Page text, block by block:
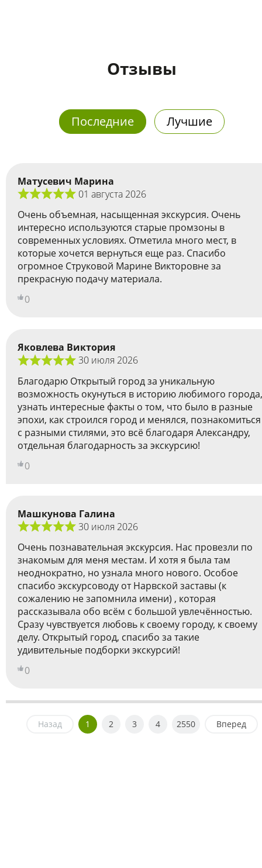
Отзывы
Последние Лучшие
Матусевич Марина
01 августа 2026
Очень объемная, насыщенная экскурсия. Очень
интересно используются старые промзоны в
современных условиях. Отметила много мест, в
которые хочется вернуться еще раз. Спасибо
огромное Струковой Марине Викторовне за
прекрасную подачу материала.
0
Яковлева Виктория
30 июля 2026
Благодарю Открытый город за уникальную
возможность окунуться в историю любимого города,
узнать интересные факты о том, что было в разные
эпохи, как строился город и менялся, познакомиться
с разными стилями, это всё благодаря Александру,
отдельная благодарность за экскурсию!
0
Машкунова Галина
30 июля 2026
Очень познавательная экскурсия. Нас провезли по
знакомым для меня местам. И хотя я была там
неоднократно, но узнала много нового. Особое
спасибо экскурсоводу от Нарвской заставы (к
сожалению не запомнила имени) , которая
рассказывала обо всём с большой увлечённостью.
Сразу чувствуется любовь к своему городу, к своему
делу. Открытый город, спасибо за такие
удивительные подборки экскурсий!
0
Назад 1 2 3 4 2550 Вперед